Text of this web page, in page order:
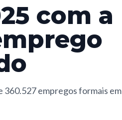
com a
360.527 empregos formais em